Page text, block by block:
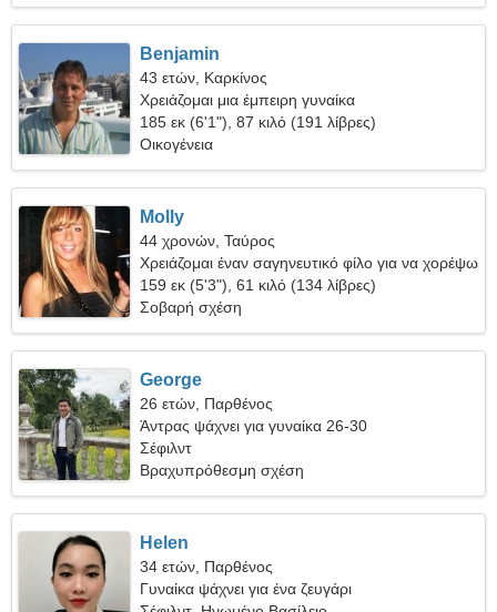
Benjamin
43 ετών, Καρκίνος
Χρειάζομαι μια έμπειρη γυναίκα
185 εκ (6'1"), 87 κιλό (191 λίβρες)
Οικογένεια
Molly
44 χρονών, Ταύρος
Χρειάζομαι έναν σαγηνευτικό φίλο για να χορέψω
159 εκ (5'3"), 61 κιλό (134 λίβρες)
Σοβαρή σχέση
George
26 ετών, Παρθένος
Άντρας ψάχνει για γυναίκα 26-30
Σέφιλντ
Βραχυπρόθεσμη σχέση
Helen
34 ετών, Παρθένος
Γυναίκα ψάχνει για ένα ζευγάρι